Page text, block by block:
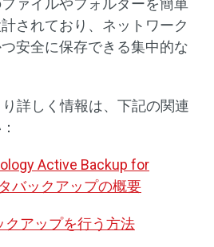
ァイルやフォルダーを簡単
されており、ネットワーク
安全に保存できる集中的な
詳しく情報は、下記の関連
Active Backup for
バックアップの概要
クアップを行う方法